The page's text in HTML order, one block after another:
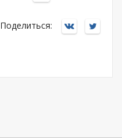
Поделиться: